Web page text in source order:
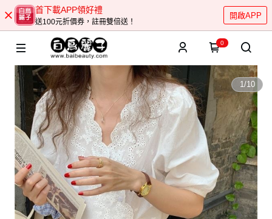
首下載APP領好禮
送100元折價券，註冊雙倍送！
開啟APP
0
1/10